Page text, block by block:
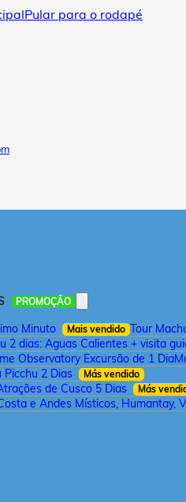
Pular para o rodapé
PROMOÇÃO
Minuto Mais vendido Tour
2 dias: Aguas Calientes + visita
Observatory Excursão de 1 Dia
Picchu 2 Dias Más vendido
de Cusco 5 Dias Más
e Andes Místicos, Humantay,